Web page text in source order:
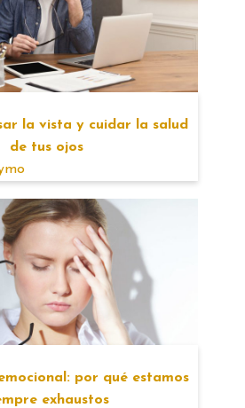
la vista y cuidar la salud
de tus ojos
por qué estamos
exhaustos